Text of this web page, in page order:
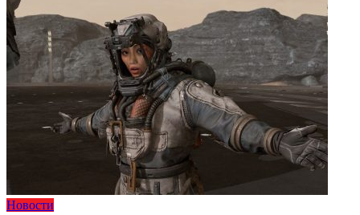
Новости